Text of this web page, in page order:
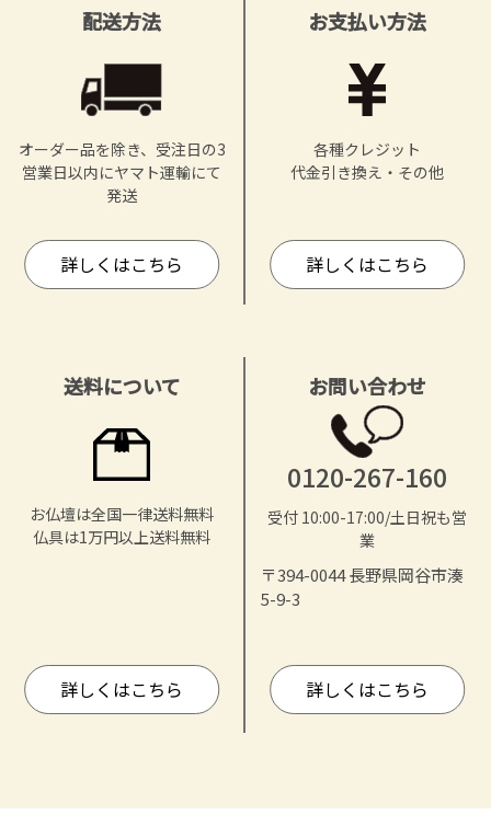
配送方法
オーダー品を除き、受注日の3
営業日以内にヤマト運輸にて
発送
詳しくはこちら
お支払い方法
各種クレジット
代金引き換え・その他
詳しくはこちら
送料について
お仏壇は全国一律送料無料
仏具は1万円以上送料無料
詳しくはこちら
お問い合わせ
0120-267-160
受付 10:00-17:00/土日祝も営
業
〒394-0044 長野県岡谷市湊
5-9-3
詳しくはこちら